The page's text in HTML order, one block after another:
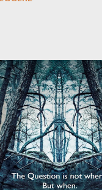
Nell'assemblea se ne
statuto. Per aderire
Non sarà però
al giornalismo di